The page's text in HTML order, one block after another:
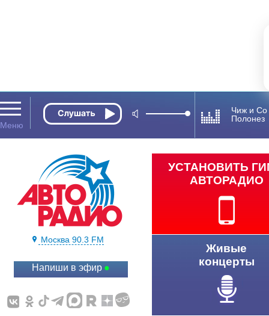
Чиж и Co
Полонез
Москва 90.3 FM
Напиши в эфир
УСТАНОВИТЬ
АВТОРАДИО
Живые
концерты